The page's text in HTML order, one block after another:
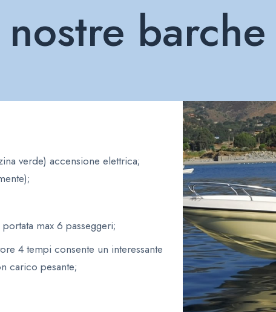
barche
verde) accensione elettrica;
max 6 passeggeri;
4 tempi consente un interessante
carico pesante;